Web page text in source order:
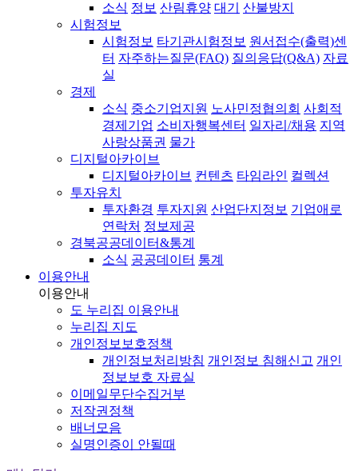
소식 정보 산림휴양 대기
산불방지
시험정보
시험정보 타기관시험정보 원서접수(출력)센
터 자주하는질문(FAQ) 질의응답(Q&A) 자료
실
경제
소식 중소기업지원 노사민정협의회 사회적
경제기업 소비자행복센터 일자리/채용 지역
사랑상품권 물가
디지털아카이브
디지털아카이브 컨텐츠 타임라인 컬렉션
투자유치
투자환경 투자지원 산업단지정보 기업애로
연락처 정보제공
경북공공데이터&통계
소식 공공데이터 통계
이용안내
이용안내
도 누리집 이용안내
누리집 지도
개인정보보호정책
개인정보처리방침 개인정보 침해신고 개인
정보보호 자료실
이메일무단수집거부
저작권정책
배너모음
실명인증이 안될때